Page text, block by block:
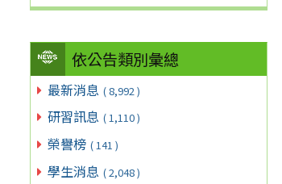
依公告類別彙總
最新消息 ( 8,992 )
研習訊息 ( 1,110 )
榮譽榜 ( 141 )
學生消息 ( 2,048 )